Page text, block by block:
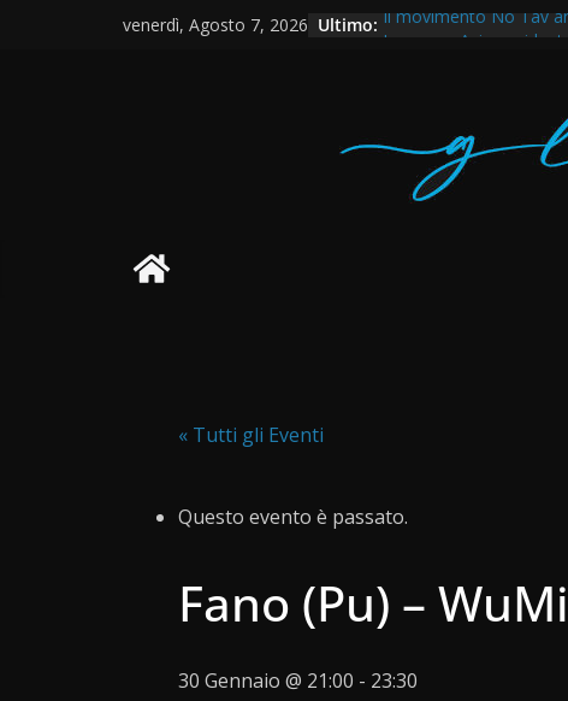
venerdì, Agosto 7, 2026 Ultimo: Il movimento No Tav
Come il movimento
No Tav – Saremo
Dopo l’uccisione di
Bologna
« Tutti gli Eventi
Questo evento è passato.
Fano (Pu) –
30 Gennaio @ 21:00 - 23:30